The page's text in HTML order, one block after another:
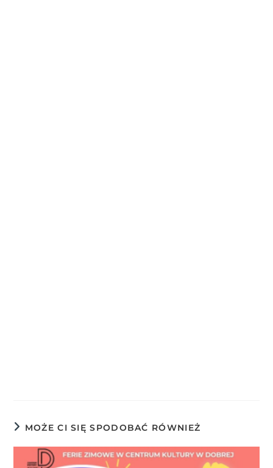
MOŻE CI SIĘ SPODOBAĆ RÓWNIEŻ